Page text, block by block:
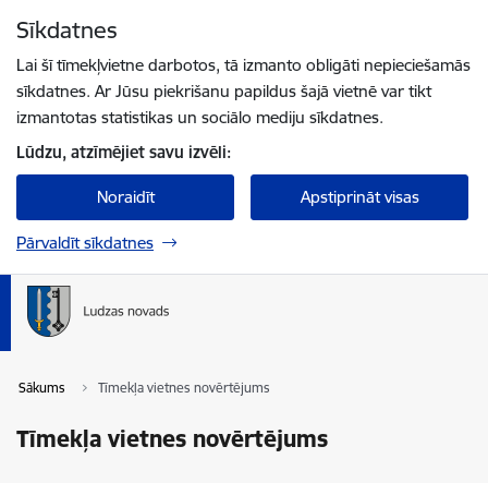
Sīkdatnes
Lai šī tīmekļvietne darbotos, tā izmanto obligāti nepieciešamās
sīkdatnes. Ar Jūsu piekrišanu papildus šajā vietnē var tikt
izmantotas statistikas un sociālo mediju sīkdatnes.
Lūdzu, atzīmējiet savu izvēli:
Noraidīt Apstiprināt visas
Pārvaldīt sīkdatnes
Sākums Tīmekļa vietnes novērtējums
Tīmekļa vietnes novērtējums